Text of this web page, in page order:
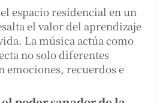
espacio residencial en un
el valor del aprendizaje
La música actúa como
no solo diferentes
emociones, recuerdos e